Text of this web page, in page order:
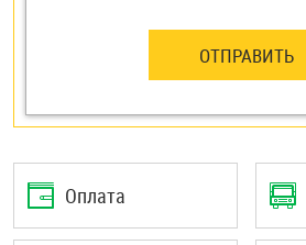
ОТПРАВИТЬ
Оплата